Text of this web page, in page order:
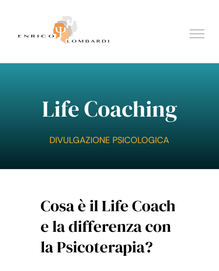
contenuto
Life Coaching
DIVULGAZIONE PSICOLOGICA
Cosa è il Life Coach
e la differenza con
la Psicoterapia?